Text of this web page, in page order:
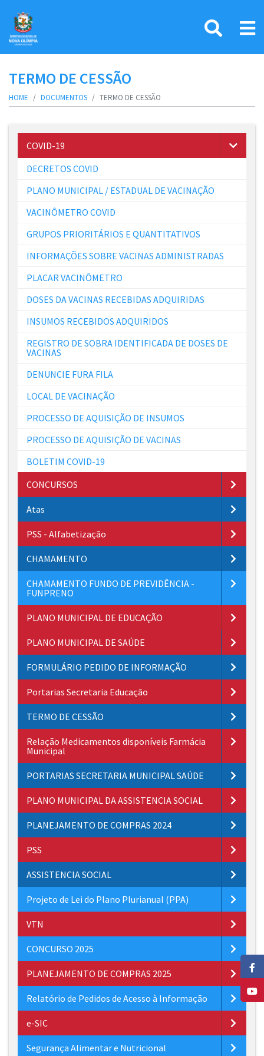
TERMO DE CESSÃO
HOME DOCUMENTOS TERMO DE CESSÃO
COVID-19
DECRETOS COVID
PLANO MUNICIPAL / ESTADUAL DE VACINAÇÃO
VACINÔMETRO COVID
GRUPOS PRIORITÁRIOS E QUANTITATIVOS
INFORMAÇÕES SOBRE VACINAS ADMINISTRADAS
PLACAR VACINÔMETRO
DOSES DA VACINAS RECEBIDAS ADQUIRIDAS
INSUMOS RECEBIDOS ADQUIRIDOS
REGISTRO DE SOBRA IDENTIFICADA DE DOSES DE
VACINAS
DENUNCIE FURA FILA
LOCAL DE VACINAÇÃO
PROCESSO DE AQUISIÇÃO DE INSUMOS
PROCESSO DE AQUISIÇÃO DE VACINAS
BOLETIM COVID-19
CONCURSOS
Atas
PSS - Alfabetização
CHAMAMENTO
CHAMAMENTO FUNDO DE PREVIDÊNCIA -
FUNPRENO
PLANO MUNICIPAL DE EDUCAÇÃO
PLANO MUNICIPAL DE SAÚDE
FORMULÁRIO PEDIDO DE INFORMAÇÃO
Portarias Secretaria Educação
TERMO DE CESSÃO
Relação Medicamentos disponíveis Farmácia
Municipal
PORTARIAS SECRETARIA MUNICIPAL SAÚDE
PLANO MUNICIPAL DA ASSISTENCIA SOCIAL
PLANEJAMENTO DE COMPRAS 2024
PSS
ASSISTENCIA SOCIAL
Projeto de Lei do Plano Plurianual (PPA)
VTN
CONCURSO 2025
PLANEJAMENTO DE COMPRAS 2025
Relatório de Pedidos de Acesso à Informação
e-SIC
Segurança Alimentar e Nutricional